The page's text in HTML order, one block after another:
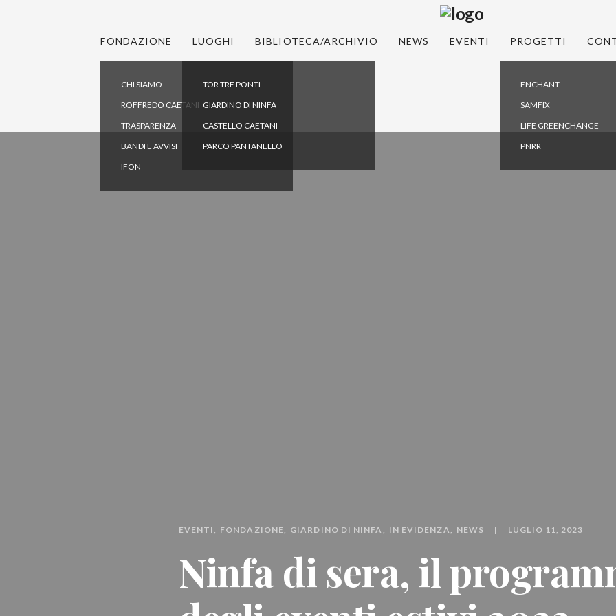
FONDAZIONE
CHI SIAMO
ROFFREDO CAETANI
TRASPARENZA
BANDI E AVVISI
IFON
LUOGHI
TOR TRE PONTI
GIARDINO DI NINFA
CASTELLO CAETANI
PARCO PANTANELLO
BIBLIOTECA/ARCHIVIO NEWS EVENTI PROGETTI
ENCHANT
SAMFIX
LIFE GREENCHANGE
PNRR
EVENTI FONDAZIONE GIARDINO DI NINFA IN EVIDENZA NEWS LUGLIO 11, 2023
Ninfa di sera, il